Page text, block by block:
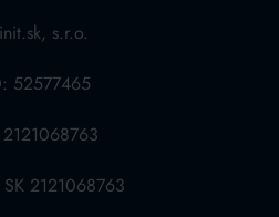
s.r.o.
52577465
2121068763